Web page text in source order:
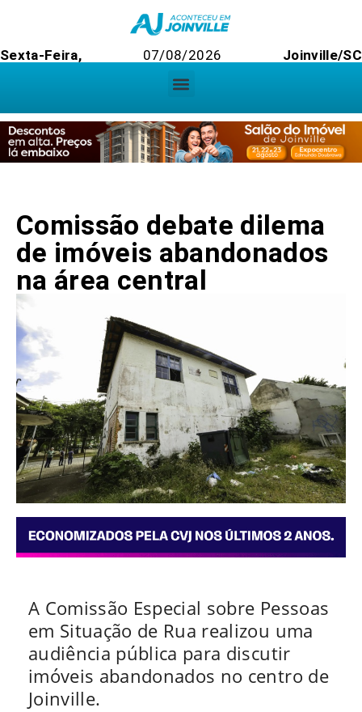
Sexta-Feira, 07/08/2026 Joinville/SC
Comissão debate dilema
de imóveis abandonados
na área central
A Comissão Especial sobre Pessoas
em Situação de Rua realizou uma
audiência pública para discutir
imóveis abandonados no centro de
Joinville.